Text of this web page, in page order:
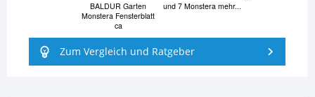
BALDUR Garten
Monstera Fensterblatt
ca
und 7 Monstera mehr...
Zum Vergleich und Ratgeber